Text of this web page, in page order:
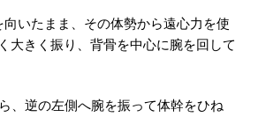
向いたまま、その体勢から遠心力を使
大きく振り、背骨を中心に腕を回して
、逆の左側へ腕を振って体幹をひね